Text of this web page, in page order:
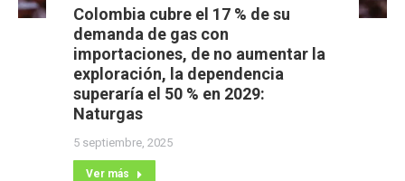
Colombia cubre el 17 % de su
demanda de gas con
importaciones, de no aumentar la
exploración, la dependencia
superaría el 50 % en 2029:
Naturgas
5 septiembre, 2025
Ver más